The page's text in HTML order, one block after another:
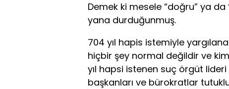
Demek ki mesele “doğru” ya
yana durduğunmuş.
704 yıl hapis istemiyle
hiçbir şey normal değildir ve
yıl hapsi istenen suç örgüt
başkanları ve bürokratlar